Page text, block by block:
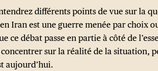
différents points de vue sur la
Iran est une guerre menée par choix
ce débat passe en partie à côté de
sur la réalité de la situation,
aujourd’hui.